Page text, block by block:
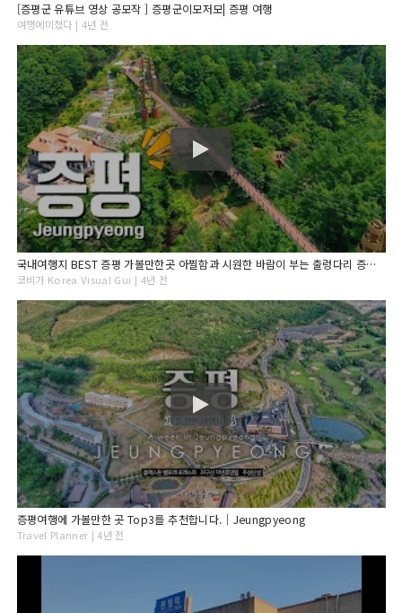
[증평군 유튜브 영상 공모작 ] 증평군이모저모| 증평 여행
여행에미쳤다 | 4년 전
국내여행지 BEST 증평 가볼만한곳 아찔함과 시원한 바람이 부는 출렁다리 증평여행(증평군 유튜브 영상 공모작)
코비가 Korea Visual Gui | 4년 전
증평여행에 가볼만한 곳 Top3를 추천합니다.｜Jeungpyeong
Travel Planner | 4년 전